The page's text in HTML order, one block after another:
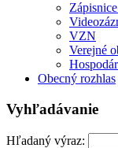
VZN
Verejné
Obecný rozhlas
Vyhľadávanie
Hľadaný výraz: